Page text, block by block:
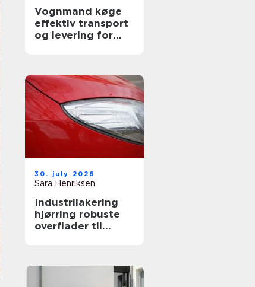
Vognmand køge
effektiv transport
og levering for
30. july 2026
Sara Henriksen
Industrilakering
hjørring robuste
overflader til